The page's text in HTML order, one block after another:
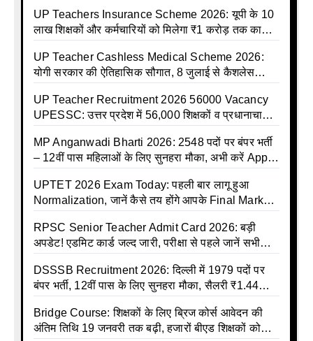
UP Teachers Insurance Scheme 2026: यूपी के 10
लाख शिक्षकों और कर्मचारियों को मिलेगा ₹1 करोड़ तक का
UP Teacher Cashless Medical Scheme 2026:
योगी सरकार की ऐतिहासिक सौगात, 8 जुलाई से कैशलेस
UP Teacher Recruitment 2026 56000 Vacancy
UPESSC: उत्तर प्रदेश में 56,000 शिक्षकों व प्रधानाचार्यों
MP Anganwadi Bharti 2026: 2548 पदों पर बंपर भर्ती
– 12वीं पास महिलाओं के लिए सुनहरा मौका, अभी करें Apply
UPTET 2026 Exam Today: पहली बार लागू हुआ
Normalization, जानें कैसे तय होंगे आपके Final Marks
RPSC Senior Teacher Admit Card 2026: बड़ी
अपडेट! एडमिट कार्ड जल्द जारी, परीक्षा से पहले जानें सभी
DSSSB Recruitment 2026: दिल्ली में 1979 पदों पर
बंपर भर्ती, 12वीं पास के लिए सुनहरा मौका, सैलरी ₹1.44
Bridge Course: शिक्षकों के लिए ब्रिज कोर्स आवेदन की
अंतिम तिथि 19 जनवरी तक बढ़ी, हजारों बीएड शिक्षकों को